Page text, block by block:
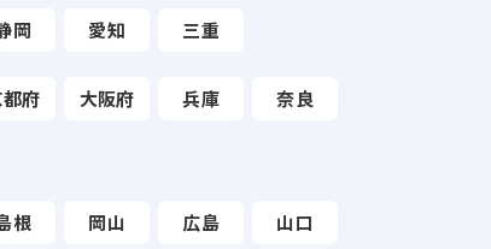
岡 愛知 三重
府 大阪府 兵庫 奈良
根 岡山 広島 山口